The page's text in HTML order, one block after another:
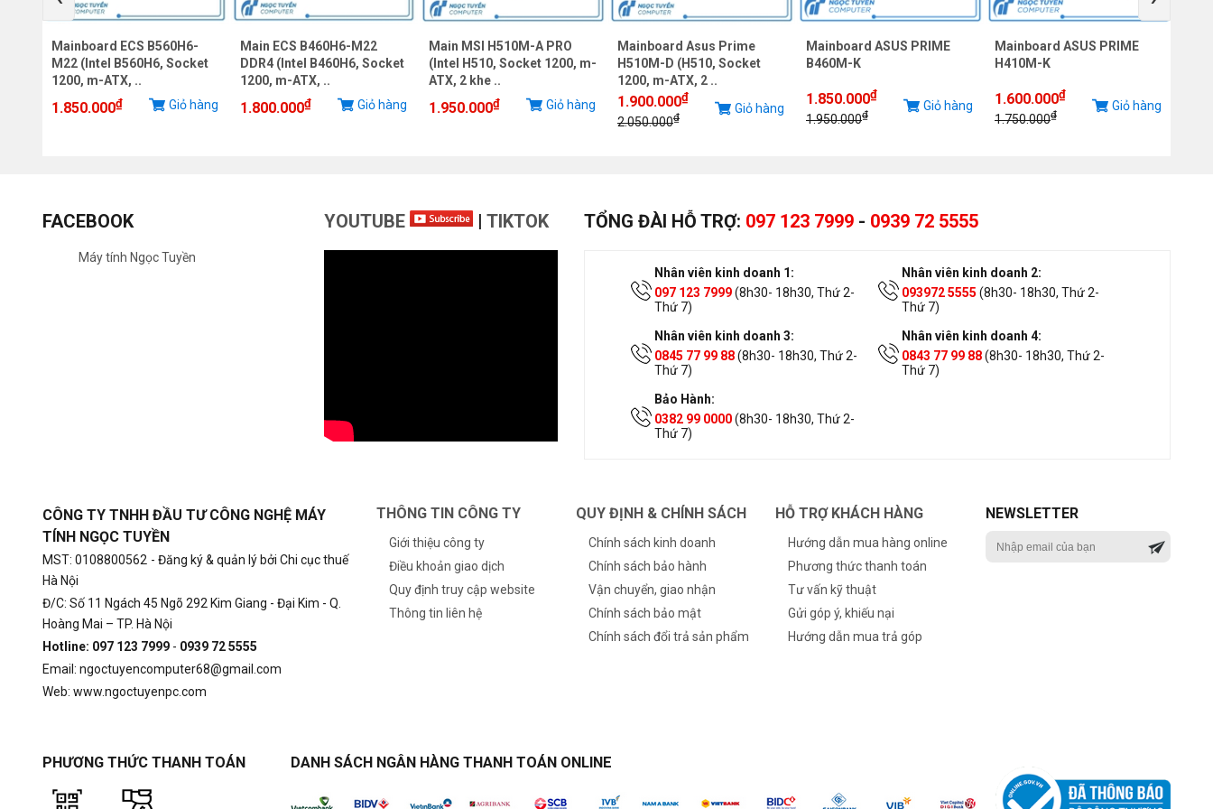
Mainboard ECS B560H6-
M22 (Intel B560H6, Socket
1200, m-ATX, ..
1.850.000₫ Giỏ hàng
Main ECS B460H6-M22
DDR4 (Intel B460H6, Socket
1200, m-ATX, ..
1.800.000₫ Giỏ hàng
Main MSI H510M-A PRO
(Intel H510, Socket 1200, m-
ATX, 2 khe ..
1.950.000₫ Giỏ hàng
Mainboard Asus Prime
H510M-D (H510, Socket
1200, m-ATX, 2 ..
1.900.000₫
2.050.000₫
Giỏ hàng
Mainboard ASUS PRIME
B460M-K
1.850.000₫
1.950.000₫
Giỏ hàng
Mainboard ASUS PRIME
H410M-K
1.600.000₫
1.750.000₫
Giỏ hàng
FACEBOOK
Máy tính Ngọc Tuyền
YOUTUBE | TIKTOK TỔNG ĐÀI HỖ TRỢ: 097 123 7999 - 0939 72 5555
Nhân viên kinh doanh 1:
097 123 7999(8h30- 18h30, Thứ 2-
Thứ 7)
Nhân viên kinh doanh 2:
093972 5555 (8h30- 18h30, Thứ 2-
Thứ 7)
Nhân viên kinh doanh 3:
0845 77 99 88(8h30- 18h30, Thứ 2-
Thứ 7)
Nhân viên kinh doanh 4:
0843 77 99 88(8h30- 18h30, Thứ 2-
Thứ 7)
Bảo Hành:
0382 99 0000(8h30- 18h30, Thứ 2-
Thứ 7)
CÔNG TY TNHH ĐẦU TƯ CÔNG NGHỆ MÁY
TÍNH NGỌC TUYỀN
MST: 0108800562 - Đăng ký & quản lý bởi Chi cục thuế
Hà Nội
Đ/C: Số 11 Ngách 45 Ngõ 292 Kim Giang - Đại Kim - Q.
Hoàng Mai – TP. Hà Nội
Hotline: 097 123 7999 - 0939 72 5555
Email: ngoctuyencomputer68@gmail.com
Web: www.ngoctuyenpc.com
THÔNG TIN CÔNG TY
Giới thiệu công ty
Điều khoản giao dịch
Quy định truy cập website
Thông tin liên hệ
QUY ĐỊNH & CHÍNH SÁCH
Chính sách kinh doanh
Chính sách bảo hành
Vận chuyển, giao nhận
Chính sách bảo mật
Chính sách đổi trả sản phẩm
HỖ TRỢ KHÁCH HÀNG
Hướng dẫn mua hàng online
Phương thức thanh toán
Tư vấn kỹ thuật
Gửi góp ý, khiếu nại
Hướng dẫn mua trả góp
NEWSLETTER
PHƯƠNG THỨC THANH TOÁN DANH SÁCH NGÂN HÀNG THANH TOÁN ONLINE